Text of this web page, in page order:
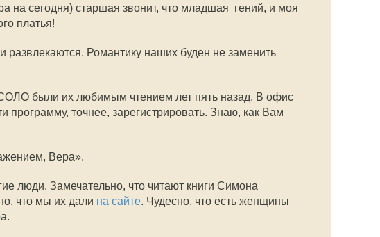
на сегодня) старшая звонит, что младшая  гений, и моя
платья!
развлекаются. Романтику наших буден не заменить
были их любимым чтением лет пять назад. В офис
программу, точнее, зарегистрировать. Знаю, как Вам
Вера».
люди. Замечательно, что читают книги Симона
что мы их дали на сайте. Чудесно, что есть женщины